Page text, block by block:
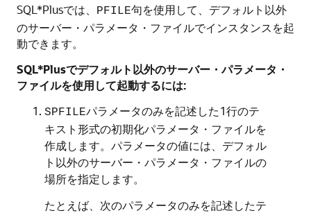
SQL*Plusでは、 PFILE句を使用して、デフォルト以外
のサーバー・パラメータ・ファイルでインスタンスを起
動できます。
SQL*Plusでデフォルト以外のサーバー・パラメータ・
ファイルを使用して起動するには:
SPFILEパラメータのみを記述した1行のテ
キスト形式の初期化パラメータ・ファイルを
作成します。パラメータの値には、デフォル
ト以外のサーバー・パラメータ・ファイルの
場所を指定します。
たとえば、次のパラメータのみを記述したテ